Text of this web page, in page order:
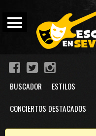
BUSCADOR ESTILOS
CONCIERTOS DESTACADOS